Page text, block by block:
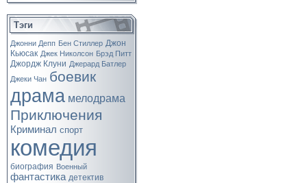
Тэги
Джонни Депп Бен Стиллер Джон
Кьюсак Джек Николсон Брэд Питт
Джордж Клуни Джерард Батлер
Джеки Чан боевик
драма мелодрама
Приключения
Криминал спорт
комедия
биография Военный
фантастика детектив